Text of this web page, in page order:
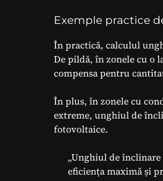
Exemple practice
În practică, calculul
De pildă, în zonele cu o
compensa pentru
În plus, în zonele cu
extreme, unghiul de
fotovoltaice.
„Unghiul de
eficiența maximă și